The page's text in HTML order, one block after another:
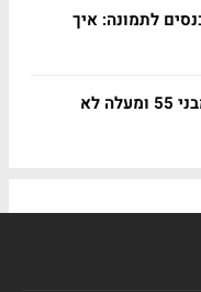
לתמונה: איך
אמריקה יוצאת לפנסיה: 63% מבני 55 ומעלה לא